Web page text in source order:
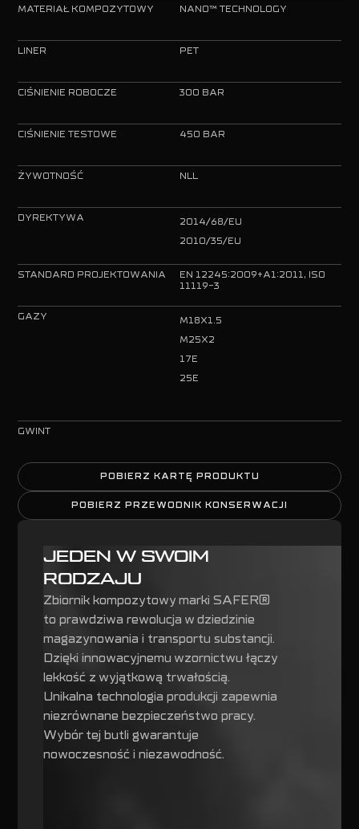
MATERIAŁ KOMPOZYTOWY NANO™ TECHNOLOGY
LINER PET
CIŚNIENIE ROBOCZE 300 BAR
CIŚNIENIE TESTOWE 450 BAR
ŻYWOTNOŚĆ NLL
DYREKTYWA
2014/68/EU
2010/35/EU
STANDARD PROJEKTOWANIA
EN 12245:2009+A1:2011, ISO
11119-3
GAZY
M18X1.5
M25X2
17E
25E
GWINT
POBIERZ KARTĘ PRODUKTU
POBIERZ KARTĘ PRODUKTU
POBIERZ PRZEWODNIK KONSERWACJI
JEDEN W SWOIM
RODZAJU
Zbiornik kompozytowy marki SAFER®
to prawdziwa rewolucja w dziedzinie
magazynowania i transportu substancji.
Dzięki innowacyjnemu wzornictwu łączy
lekkość z wyjątkową trwałością.
Unikalna technologia produkcji zapewnia
niezrównane bezpieczeństwo pracy.
Wybór tej butli gwarantuje
nowoczesność i niezawodność.